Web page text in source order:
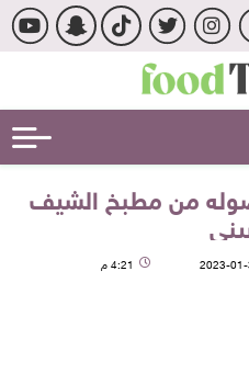
من مطبخ الشيف
4:21 م